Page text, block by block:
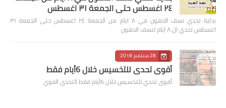
٢٤ اغسطس حتى الجمعة ٣١ اغسطس
بداية تحدي نسف الدهون في ٨ ايام من الجمعة ٢٤ اغسطس حتى الجمعة ٣١
اغسطس تحدي ال ٨ ايام لنسف الدهون
28 سبتمبر 2018
أقوى تحدي للتخسيس خلال 6أيام فقط
أقوى تحدي للتخسيس خلال 6أيام فقط التحدي القوي